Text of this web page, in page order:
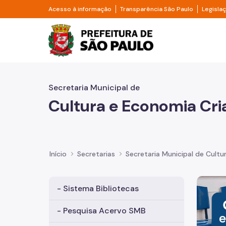
Pular para o Conteúdo principal
Acesso à informação Divisor de acesso à informação
Transparência São Paulo Divisor
Prefeitura de São
Secretaria Municipal de
Cultura e Economia
Início Secretarias Secretaria Municipal de
- Sistema Bibliotecas
- Pesquisa Acervo SMB